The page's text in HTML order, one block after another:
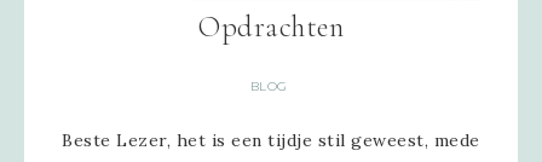
Opdrachten
BLOG
Beste Lezer, het is een tijdje stil geweest, mede